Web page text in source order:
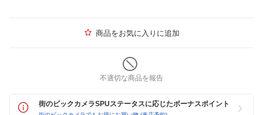
商品をお気に入りに追加
不適切な商品を報告
街のビックカメラSPUステータスに応じたボーナスポイント